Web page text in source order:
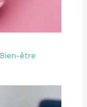
Bien-être